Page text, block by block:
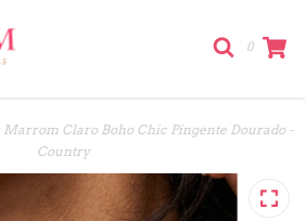
0
Marrom Claro Boho Chic Pingente Dourado -
Country